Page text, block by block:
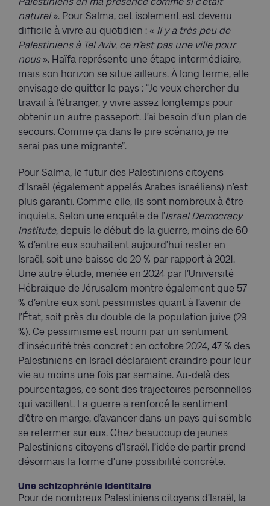
naturel». Pour Salma, cet isolement est devenu
difficile à vivre au quotidien : « Il y a très peu de
Palestiniens à Tel Aviv, ce n’est pas une ville pour
nous». Haïfa représente une étape intermédiaire,
mais son horizon se situe ailleurs. À long terme, elle
envisage de quitter le pays : “Je veux chercher du
travail à l’étranger, y vivre assez longtemps pour
obtenir un autre passeport. J’ai besoin d’un plan de
secours. Comme ça dans le pire scénario, je ne
serai pas une migrante”.
Pour Salma, le futur des Palestiniens citoyens
d’Israël (également appelés Arabes israéliens) n’est
plus garanti. Comme elle, ils sont nombreux à être
inquiets. Selon une enquête de l’Israel Democracy
Institute, depuis le début de la guerre, moins de 60
% d’entre eux souhaitent aujourd’hui rester en
Israël, soit une baisse de 20 % par rapport à 2021.
Une autre étude, menée en 2024 par l’Université
Hébraïque de Jérusalem montre également que 57
% d’entre eux sont pessimistes quant à l’avenir de
l’État, soit près du double de la population juive (29
%). Ce pessimisme est nourri par un sentiment
d’insécurité très concret : en octobre 2024, 47 % des
Palestiniens en Israël déclaraient craindre pour leur
vie au moins une fois par semaine. Au-delà des
pourcentages, ce sont des trajectoires personnelles
qui vacillent. La guerre a renforcé le sentiment
d’être en marge, d’avancer dans un pays qui semble
se refermer sur eux. Chez beaucoup de jeunes
Palestiniens citoyens d’Israël, l’idée de partir prend
désormais la forme d’une possibilité concrète.
Une schizophrénie identitaire
Pour de nombreux Palestiniens citoyens d’Israël, la